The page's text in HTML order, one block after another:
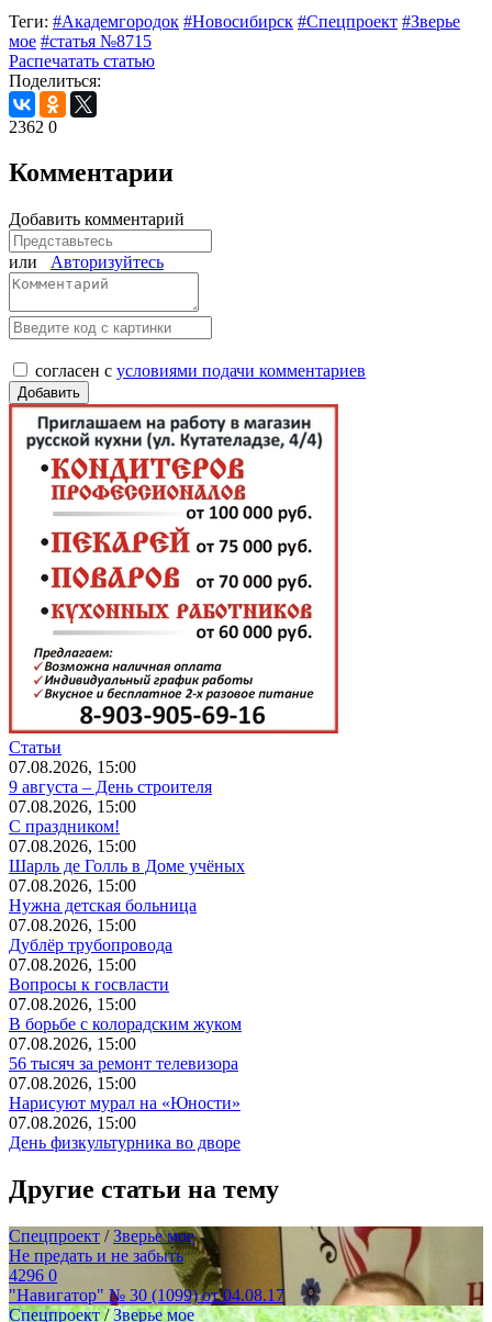
Теги: #Академгородок #Новосибирск #Спецпроект #Зверье
мое #статья №8715
Распечатать статью
Поделиться:
2362 0
Комментарии
Добавить комментарий
или Авторизуйтесь
согласен с условиями подачи комментариев
Статьи
07.08.2026, 15:00
9 августа – День строителя
07.08.2026, 15:00
С праздником!
07.08.2026, 15:00
Шарль де Голль в Доме учёных
07.08.2026, 15:00
Нужна детская больница
07.08.2026, 15:00
Дублёр трубопровода
07.08.2026, 15:00
Вопросы к госвласти
07.08.2026, 15:00
В борьбе с колорадским жуком
07.08.2026, 15:00
56 тысяч за ремонт телевизора
07.08.2026, 15:00
Нарисуют мурал на «Юности»
07.08.2026, 15:00
День физкультурника во дворе
Другие статьи на тему
Спецпроект /Зверье мое
Не предать и не забыть
4296 0
"Навигатор" № 30 (1099) от 04.08.17
Спецпроект/Зверье мое